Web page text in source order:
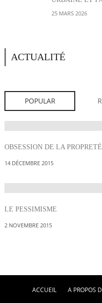
PORTES DE
25 MARS 2026
ACTUALITÉ
POPULAR
OBSESSION DE LA PROPRETÉ
14 DÉCEMBRE 2015
LE PESSIMISME
2 NOVEMBRE 2015
ACCUEIL A PROPOS